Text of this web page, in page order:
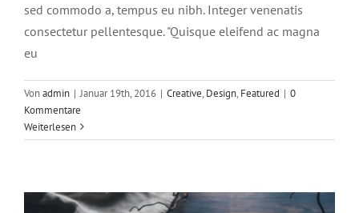
sed commodo a, tempus eu nibh. Integer venenatis
consectetur pellentesque. "Quisque eleifend ac magna
eu
Vonadmin | Januar 19th, 2016 | Creative, Design, Featured | 0
Kommentare
Weiterlesen
Pellentesque gravida augue orci, non